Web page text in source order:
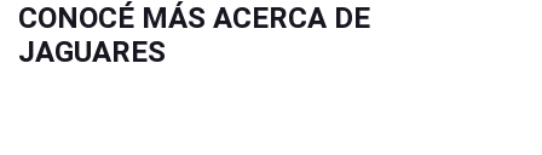
CONOCÉ MÁS ACERCA DE
JAGUARES